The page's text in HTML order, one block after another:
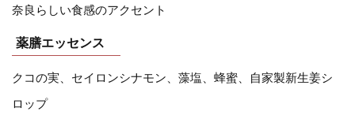
奈良らしい食感のアクセント
薬膳エッセンス
クコの実、セイロンシナモン、藻塩、蜂蜜、自家製新生姜シ
ロップ